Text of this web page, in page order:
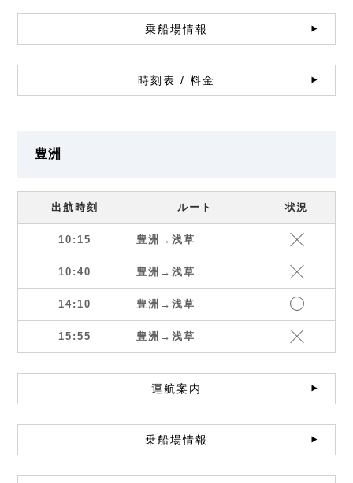
乗船場情報
時刻表 / 料金
豊洲
出航時刻 ルート 状況
10:15 豊洲→浅草
10:40 豊洲→浅草
14:10 豊洲→浅草
15:55 豊洲→浅草
運航案内
乗船場情報